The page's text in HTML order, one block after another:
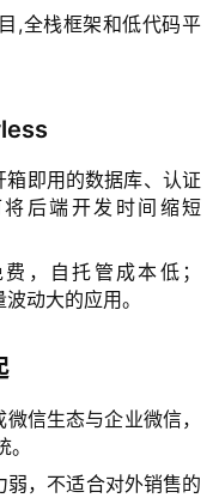
,全栈框架和低代码平
箱即用的数据库、认证
后端开发时间缩短
，自托管成本低；
动大的应用。
微信生态与企业微信，
弱，不适合对外销售的